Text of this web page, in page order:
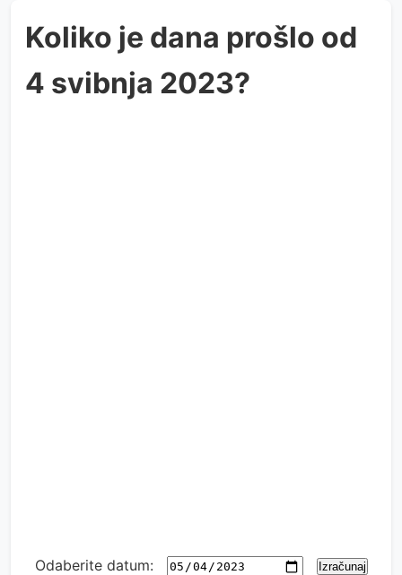
Koliko je dana prošlo od
4 svibnja 2023?
Odaberite datum: Izračunaj